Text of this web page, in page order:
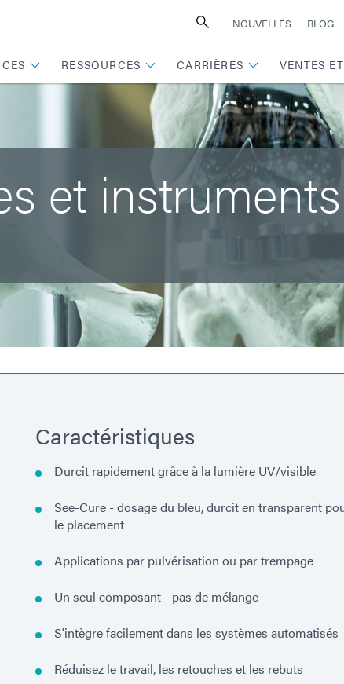
NOUVELLES BLOG
RESSOURCES CARRIÈRES VENTES
et instruments
Caractéristiques
Durcit rapidement grâce à la lumière UV/visible
See-Cure - dosage du bleu, durcit en transparent
le placement
Applications par pulvérisation ou par trempage
Un seul composant - pas de mélange
S'intègre facilement dans les systèmes automatisés
Réduisez le travail, les retouches et les rebuts